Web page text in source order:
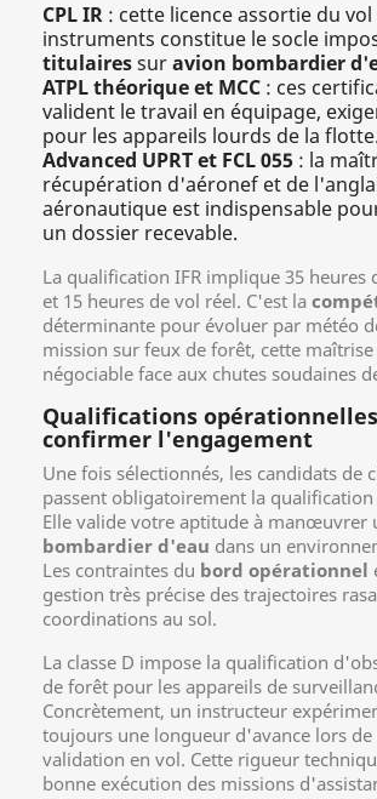
CPL IR : cette licence assortie du vol
instruments constitue le socle
titulairessuravion bombardier
ATPL théorique et MCC : ces
valident le travail en équipage,
pour les appareils lourds de la flotte.
Advanced UPRT et FCL 055 : la
récupération d'aéronef et de
aéronautique est indispensable
un dossier recevable.
La qualification IFR implique 35 heures
et 15 heures de vol réel. C'est la
déterminante pour évoluer par météo
mission sur feux de forêt, cette
négociable face aux chutes soudaines
Qualifications
confirmer l'engagement
Une fois sélectionnés, les candidats de
passent obligatoirement la qualification
Elle valide votre aptitude à manœuvrer
bombardier d'eau dans un
Les contraintes du bord opérationnel
gestion très précise des trajectoires
coordinations au sol.
La classe D impose la qualification
de forêt pour les appareils de
Concrètement, un instructeur
toujours une longueur d'avance lors de
validation en vol. Cette rigueur
bonne exécution des missions